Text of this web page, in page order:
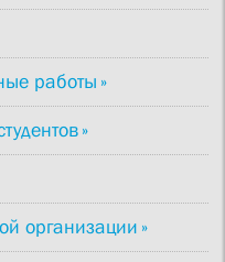
работы
организации